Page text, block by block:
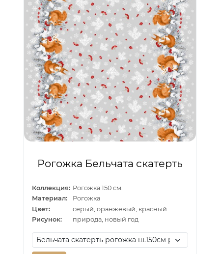
Рогожка Бельчата скатерть
Коллекция: Рогожка 150 см.
Материал:
Рогожка
Цвет:
серый, оранжевый, красный
Рисунок:
природа, новый год